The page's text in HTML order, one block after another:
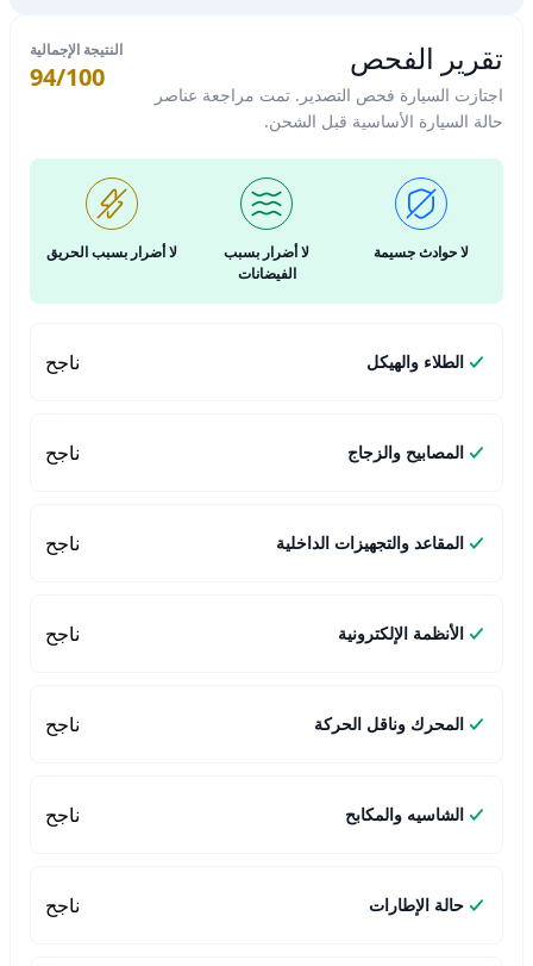
تقرير الفحص
اجتازت السيارة فحص التصدير. تمت مراجعة عناصر
حالة السيارة الأساسية قبل الشحن.
النتيجة الإجمالية
94/100
لا حوادث جسيمة
لا أضرار بسبب
الفيضانات
لا أضرار بسبب الحريق
الطلاء والهيكل ناجح
المصابيح والزجاج ناجح
المقاعد والتجهيزات الداخلية ناجح
الأنظمة الإلكترونية ناجح
المحرك وناقل الحركة ناجح
الشاسيه والمكابح ناجح
حالة الإطارات ناجح